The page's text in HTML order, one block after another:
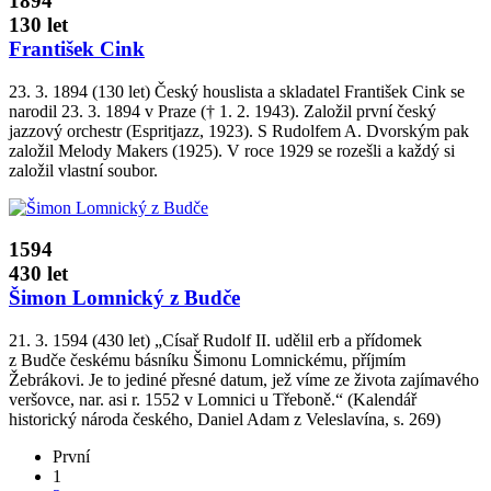
130 let
František Cink
23. 3. 1894 (130 let) Český houslista a skladatel František Cink se
narodil 23. 3. 1894 v Praze († 1. 2. 1943). Založil první český
jazzový orchestr (Espritjazz, 1923). S Rudolfem A. Dvorským pak
založil Melody Makers (1925). V roce 1929 se rozešli a každý si
založil vlastní soubor.
1594
430 let
Šimon Lomnický z Budče
21. 3. 1594 (430 let) „Císař Rudolf II. udělil erb a přídomek
z Budče českému básníku Šimonu Lomnickému, příjmím
Žebrákovi. Je to jediné přesné datum, jež víme ze života zajímavého
veršovce, nar. asi r. 1552 v Lomnici u Třeboně.“ (Kalendář
historický národa českého, Daniel Adam z Veleslavína, s. 269)
První
1